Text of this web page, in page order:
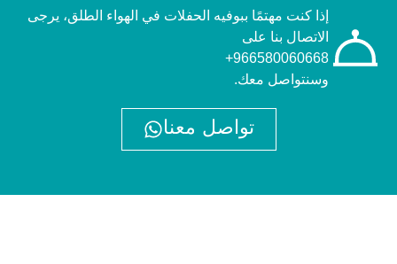
إذا كنت مهتمًا ببوفيه الحفلات في الهواء الطلق، يرجى
الاتصال بنا على
966580060668+
وسنتواصل معك.
تواصل معنا